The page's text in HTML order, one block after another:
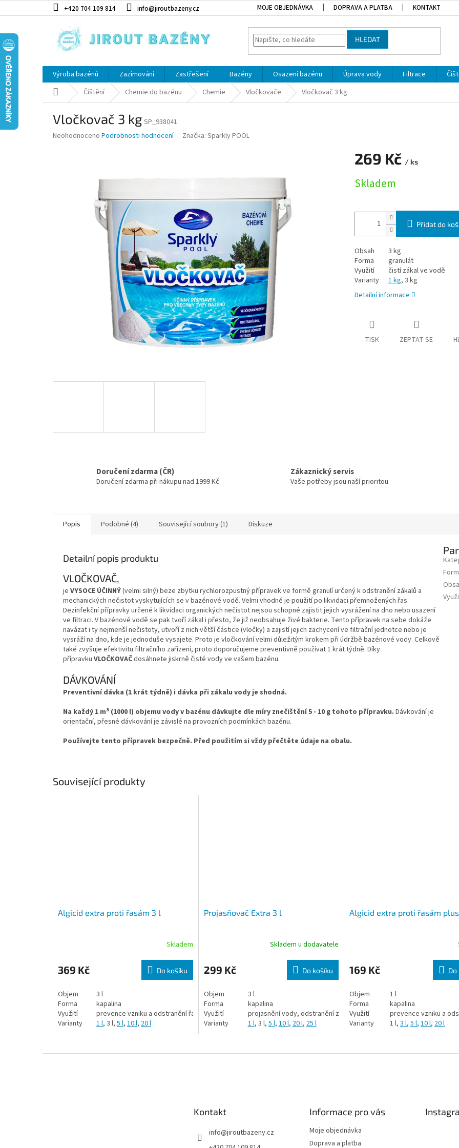
+420 704 109 814 info@jiroutbazeny.cz MOJE OBJEDNÁVKA DOPRAVA A PLATBA KONTAKT
HLEDAT
Výroba bazénů Zazimování Zastřešení Bazény Osazení bazénu Úprava vody Filtrace
Domů Čištění Chemie do bazénu Chemie Vločkovače Vločkovač 3 kg
Vločkovač 3 kg SP_938041
Průměrné hodnocení produktu je 0,0 z 5 hvězdiček.
Neohodnoceno Podrobnosti hodnocení Značka: Sparkly POOL
269 Kč / ks
Skladem
Přidat do
Obsah
3 kg
Forma
granulát
Využití
čistí zákal ve vodě
Varianty
1 kg, 3 kg
Detailní informace
TISK ZEPTAT SE
Doručení zdarma (ČR)
Doručení zdarma při nákupu nad 1999 Kč
Zákaznický servis
Vaše potřeby jsou naší prioritou
Popis Podobné (4) Související soubory (1) Diskuze
Detailní popis produktu
VLOČKOVAČ,
je VYSOCE ÚČINNÝ(velmi silný) beze zbytku rychlorozpustný přípravek ve formě granulí určený k odstranění zákalů a
mechanických nečistot vyskytujících se v bazénové vodě. Velmi vhodné je použití po likvidaci přemnožených řas.
Dezinfekční přípravky určené k likvidaci organických nečistot nejsou schopné zajistit jejich vysrážení na dno nebo usazení
ve filtraci. V bazénové vodě se pak tvoří zákal i přesto, že již neobsahuje živé bakterie. Tento přípravek na sebe dokáže
navázat i ty nejmenší nečistoty, utvoří z nich větší částice (vločky) a zajistí jejich zachycení ve filtrační jednotce nebo je
vysráží na dno, kde je jednoduše vysajete. Proto je vločkování velmi důležitým krokem při údržbě bazénové vody. Celkově
také zvyšuje efektivitu filtračního zařízení, proto doporučujeme preventivně používat 1 krát týdně. Díky
přípravku VLOČKOVAČdosáhnete jiskrně čisté vody ve vašem bazénu.
DÁVKOVÁNÍ
Preventivní dávka (1 krát týdně) i dávka při zákalu vody je shodná.
Na každý 1 m3 (1000 l) objemu vody v bazénu dávkujte dle míry znečištění 5 - 10 g tohoto přípravku. Dávkování je
orientační, přesné dávkování je závislé na provozních podmínkách bazénu.
Používejte tento přípravek bezpečně. Před použitím si vždy přečtěte údaje na obalu.
Související produkty
Algicid extra proti řasám 3 l
Skladem
369 Kč Do košíku
Objem
3 l
Forma
kapalina
Využití
prevence vzniku a odstranění řas
Varianty
1 l, 3 l, 5 l, 10 l, 20 l
Projasňovač Extra 3 l
Skladem u dodavatele
299 Kč Do košíku
Objem
3 l
Forma
kapalina
Využití
projasnění vody, odstranění zákalu
Varianty
1 l, 3 l, 5 l, 10 l, 20 l, 25 l
Algicid extra proti řasám plus
169 Kč Do
Objem
1 l
Forma
kapalina
Využití
prevence vzniku a
Varianty
1 l, 3 l, 5 l, 10 l, 20 l
Kontakt
info@jiroutbazeny.cz
Informace pro vás
Moje objednávka
Doprava a platba